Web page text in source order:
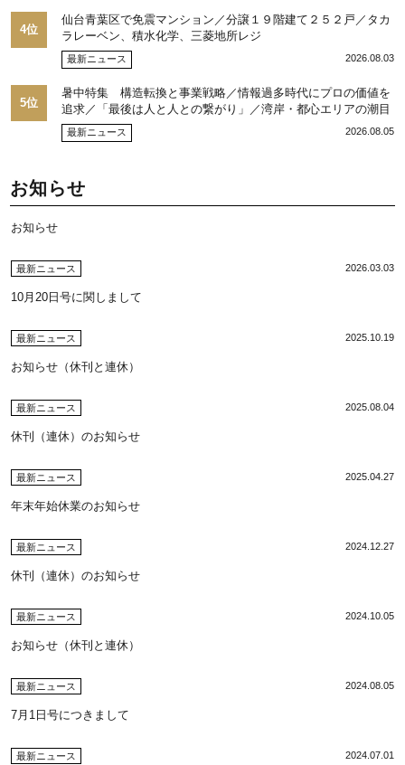
4位
仙台青葉区で免震マンション／分譲１９階建て２５２戸／タカ
ラレーベン、積水化学、三菱地所レジ
最新ニュース 2026.08.03
5位
暑中特集 構造転換と事業戦略／情報過多時代にプロの価値を
追求／「最後は人と人との繋がり」／湾岸・都心エリアの潮目
を注視／“リパーク”次世代展開／三井不動産リアルティ／児玉
光博社長に聞く
最新ニュース 2026.08.05
お知らせ
お知らせ
最新ニュース 2026.03.03
10月20日号に関しまして
最新ニュース 2025.10.19
お知らせ（休刊と連休）
最新ニュース 2025.08.04
休刊（連休）のお知らせ
最新ニュース 2025.04.27
年末年始休業のお知らせ
最新ニュース 2024.12.27
休刊（連休）のお知らせ
最新ニュース 2024.10.05
お知らせ（休刊と連休）
最新ニュース 2024.08.05
7月1日号につきまして
最新ニュース 2024.07.01